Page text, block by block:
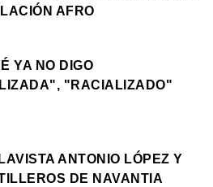
AFRO
YA NO DIGO
"RACIALIZADO"
ANTONIO LÓPEZ Y
DE NAVANTIA